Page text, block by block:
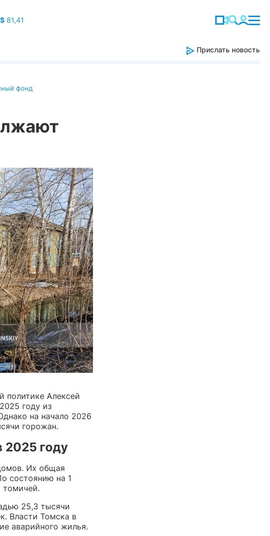
$81,41
Прислать новость
фонд
политике Алексей
году из
на начало 2026
горожан.
2025 году
Их общая
состоянию на 1
томичей.
25,3 тысячи
Власти Томска в
аварийного жилья.